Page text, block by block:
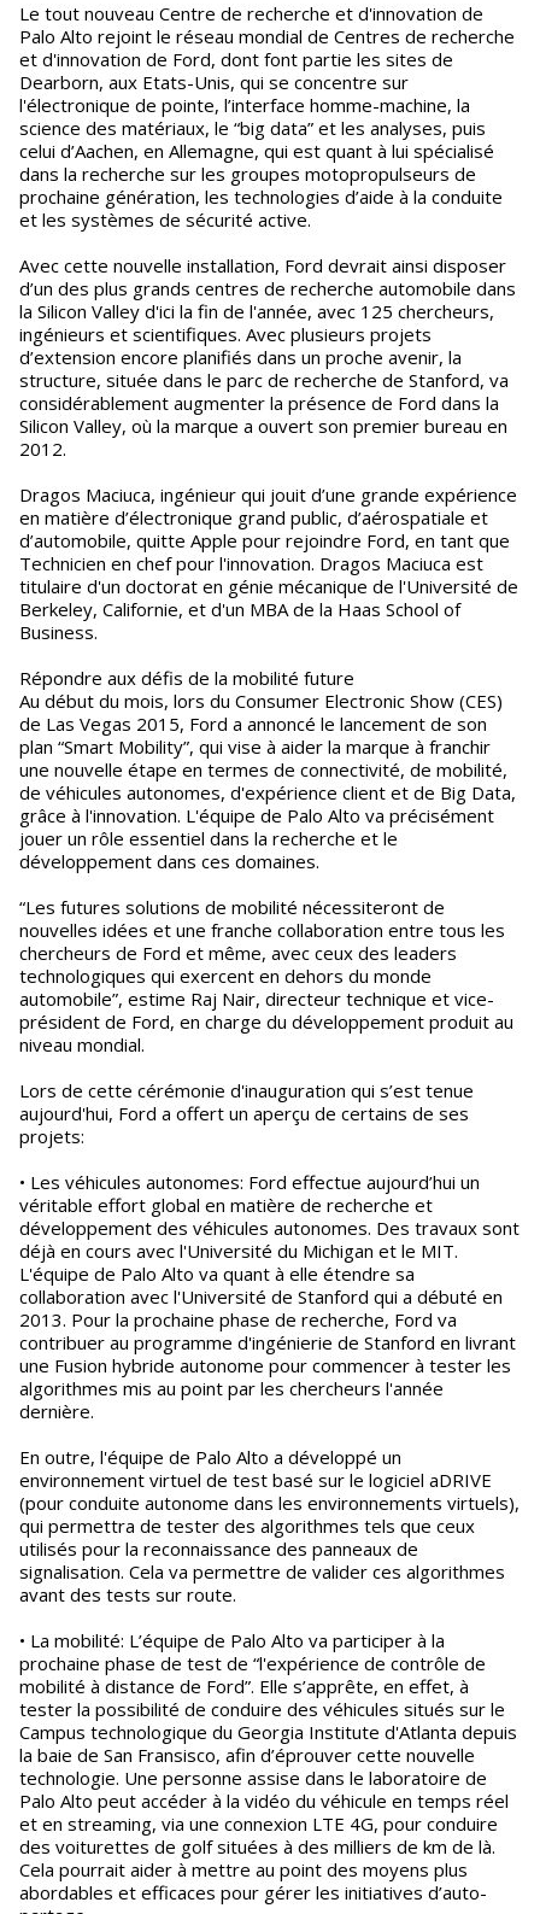
Le tout nouveau Centre de recherche et d'innovation de
Palo Alto rejoint le réseau mondial de Centres de recherche
et d'innovation de Ford, dont font partie les sites de
Dearborn, aux Etats-Unis, qui se concentre sur
l'électronique de pointe, l’interface homme-machine, la
science des matériaux, le “big data” et les analyses, puis
celui d’Aachen, en Allemagne, qui est quant à lui spécialisé
dans la recherche sur les groupes motopropulseurs de
prochaine génération, les technologies d’aide à la conduite
et les systèmes de sécurité active.
Avec cette nouvelle installation, Ford devrait ainsi disposer
d’un des plus grands centres de recherche automobile dans
la Silicon Valley d'ici la fin de l'année, avec 125 chercheurs,
ingénieurs et scientifiques. Avec plusieurs projets
d’extension encore planifiés dans un proche avenir, la
structure, située dans le parc de recherche de Stanford, va
considérablement augmenter la présence de Ford dans la
Silicon Valley, où la marque a ouvert son premier bureau en
2012.
Dragos Maciuca, ingénieur qui jouit d’une grande expérience
en matière d’électronique grand public, d’aérospatiale et
d’automobile, quitte Apple pour rejoindre Ford, en tant que
Technicien en chef pour l'innovation. Dragos Maciuca est
titulaire d'un doctorat en génie mécanique de l'Université de
Berkeley, Californie, et d'un MBA de la Haas School of
Business.
Répondre aux défis de la mobilité future
Au début du mois, lors du Consumer Electronic Show (CES)
de Las Vegas 2015, Ford a annoncé le lancement de son
plan “Smart Mobility”, qui vise à aider la marque à franchir
une nouvelle étape en termes de connectivité, de mobilité,
de véhicules autonomes, d'expérience client et de Big Data,
grâce à l'innovation. L'équipe de Palo Alto va précisément
jouer un rôle essentiel dans la recherche et le
développement dans ces domaines.
“Les futures solutions de mobilité nécessiteront de
nouvelles idées et une franche collaboration entre tous les
chercheurs de Ford et même, avec ceux des leaders
technologiques qui exercent en dehors du monde
automobile”, estime Raj Nair, directeur technique et vice-
président de Ford, en charge du développement produit au
niveau mondial.
Lors de cette cérémonie d'inauguration qui s’est tenue
aujourd'hui, Ford a offert un aperçu de certains de ses
projets:
• Les véhicules autonomes: Ford effectue aujourd’hui un
véritable effort global en matière de recherche et
développement des véhicules autonomes. Des travaux sont
déjà en cours avec l'Université du Michigan et le MIT.
L'équipe de Palo Alto va quant à elle étendre sa
collaboration avec l'Université de Stanford qui a débuté en
2013. Pour la prochaine phase de recherche, Ford va
contribuer au programme d'ingénierie de Stanford en livrant
une Fusion hybride autonome pour commencer à tester les
algorithmes mis au point par les chercheurs l'année
dernière.
En outre, l'équipe de Palo Alto a développé un
environnement virtuel de test basé sur le logiciel aDRIVE
(pour conduite autonome dans les environnements virtuels),
qui permettra de tester des algorithmes tels que ceux
utilisés pour la reconnaissance des panneaux de
signalisation. Cela va permettre de valider ces algorithmes
avant des tests sur route.
• La mobilité: L’équipe de Palo Alto va participer à la
prochaine phase de test de “l'expérience de contrôle de
mobilité à distance de Ford”. Elle s’apprête, en effet, à
tester la possibilité de conduire des véhicules situés sur le
Campus technologique du Georgia Institute d'Atlanta depuis
la baie de San Fransisco, afin d’éprouver cette nouvelle
technologie. Une personne assise dans le laboratoire de
Palo Alto peut accéder à la vidéo du véhicule en temps réel
et en streaming, via une connexion LTE 4G, pour conduire
des voiturettes de golf situées à des milliers de km de là.
Cela pourrait aider à mettre au point des moyens plus
abordables et efficaces pour gérer les initiatives d’auto-